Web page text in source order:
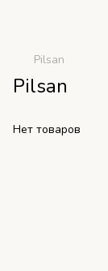
Pilsan
Pilsan
Нет товаров